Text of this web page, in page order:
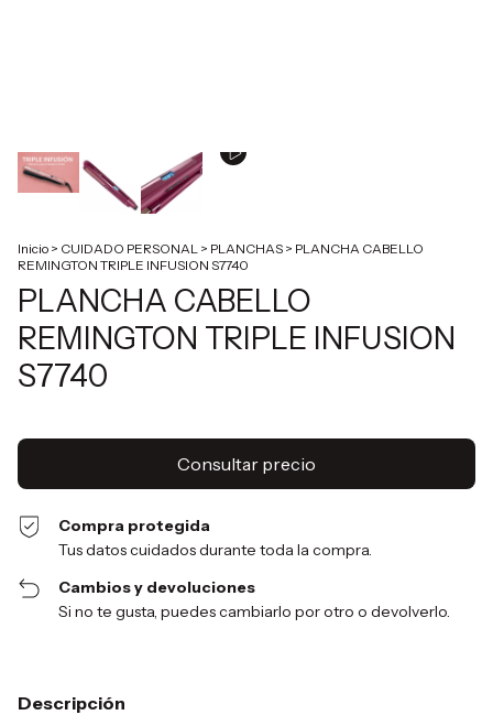
Inicio > CUIDADO PERSONAL > PLANCHAS > PLANCHA CABELLO
REMINGTON TRIPLE INFUSION S7740
PLANCHA CABELLO
REMINGTON TRIPLE INFUSION
S7740
Compra protegida
Tus datos cuidados durante toda la compra.
Cambios y devoluciones
Si no te gusta, puedes cambiarlo por otro o devolverlo.
Descripción